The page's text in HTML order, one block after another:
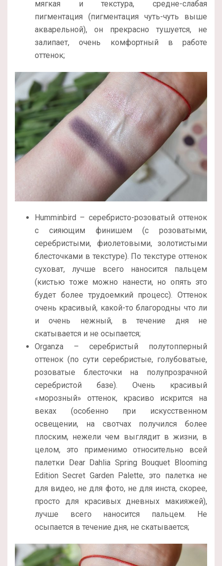
мягкая и текстура, средне-слабая
пигментация (пигментация чуть-чуть выше
акварельной), он прекрасно тушуется, не
залипает, очень комфортный в работе
оттенок;
Humminbird – серебристо-розоватый оттенок
с сияющим финишем (с розоватыми,
серебристыми, фиолетовыми, золотистыми
блесточками в текстуре). По текстуре оттенок
суховат, лучше всего наносится пальцем
(кистью тоже можно нанести, но опять это
будет более трудоемкий процесс). Оттенок
очень красивый, какой-то благородны что ли
и очень нежный, в течение дня не
скатывается и не осыпается;
Organza – серебристый полутопперный
оттенок (по сути серебристые, голубоватые,
розоватые блесточки на полупрозрачной
серебристой базе). Очень красивый
«морозный» оттенок, красиво искрится на
веках (особенно при искусственном
освещении, на свотчах получился более
плоским, нежели чем выглядит в жизни, в
целом, это применимо относительно всей
палетки Dear Dahlia Spring Bouquet Blooming
Edition Secret Garden Palette, это палетка не
для видео, не для фото, не для инста, скорее,
просто для красивых дневных макияжей),
лучше всего наносится пальцем. Не
осыпается в течение дня, не скатывается;